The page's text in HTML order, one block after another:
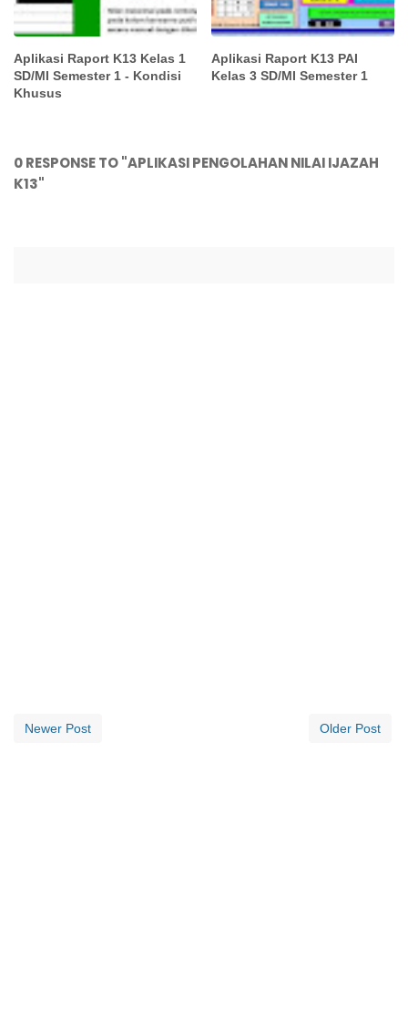
Aplikasi Raport K13 Kelas 1
SD/MI Semester 1 - Kondisi
Khusus
Aplikasi Raport K13 PAI
Kelas 3 SD/MI Semester 1
0 RESPONSE TO "APLIKASI PENGOLAHAN NILAI IJAZAH
K13"
Newer Post Older Post